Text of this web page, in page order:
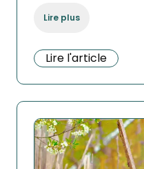
Lire plus
Lire l'article